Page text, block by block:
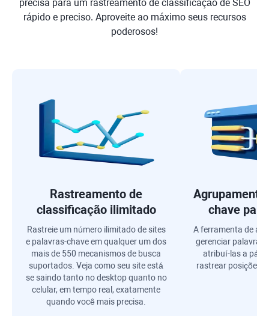
precisa para um rastreamento de classificação de SEO
rápido e preciso. Aproveite ao máximo seus recursos
poderosos!
Rastreamento de
classificação ilimitado
Rastreie um número ilimitado de sites
e palavras-chave em qualquer um dos
mais de 550 mecanismos de busca
suportados. Veja como seu site está
se saindo tanto no desktop quanto no
celular, em tempo real, exatamente
quando você mais precisa.
chave
A ferramenta de
gerenciar
atribuí-las a
rastrear posições